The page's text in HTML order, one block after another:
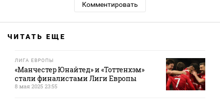
Комментировать
ЧИТАТЬ ЕЩЕ
ЛИГА ЕВРОПЫ
«Манчестер Юнайтед» и «Тоттенхэм»
стали финалистами Лиги Европы
8 мая 2025 23:55